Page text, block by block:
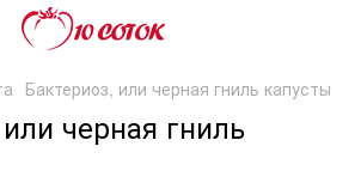
Бактериоз, или черная гниль капусты
черная гниль